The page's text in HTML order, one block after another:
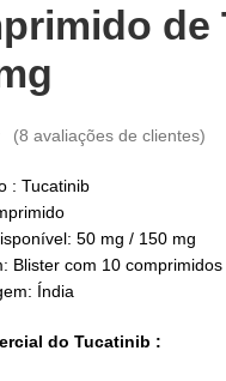
de
(8 avaliações de clientes)
: Tucatinib
50 mg / 150 mg
Blister com 10 comprimidos
Índia
do Tucatinib :